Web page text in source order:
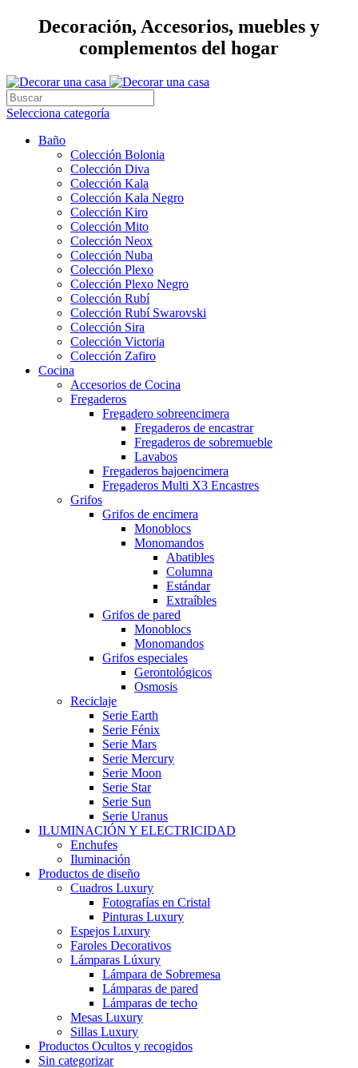
Decoración, Accesorios, muebles y
complementos del hogar
Selecciona categoría
Baño
Colección Bolonia
Colección Diva
Colección Kala
Colección Kala Negro
Colección Kiro
Colección Mito
Colección Neox
Colección Nuba
Colección Plexo
Colección Plexo Negro
Colección Rubí
Colección Rubí Swarovski
Colección Sira
Colección Victoria
Colección Zafiro
Cocina
Accesorios de Cocina
Fregaderos
Fregadero sobreencimera
Fregaderos de encastrar
Fregaderos de sobremueble
Lavabos
Fregaderos bajoencimera
Fregaderos Multi X3 Encastres
Grifos
Grifos de encimera
Monoblocs
Monomandos
Abatibles
Columna
Estándar
Extraíbles
Grifos de pared
Monoblocs
Monomandos
Grifos especiales
Gerontológicos
Osmosis
Reciclaje
Serie Earth
Serie Fénix
Serie Mars
Serie Mercury
Serie Moon
Serie Star
Serie Sun
Serie Uranus
ILUMINACIÓN Y ELECTRICIDAD
Enchufes
Iluminación
Productos de diseño
Cuadros Luxury
Fotografías en Cristal
Pinturas Luxury
Espejos Luxury
Faroles Decorativos
Lámparas Lúxury
Lámpara de Sobremesa
Lámparas de pared
Lámparas de techo
Mesas Luxury
Sillas Luxury
Productos Ocultos y recogidos
Sin categorizar